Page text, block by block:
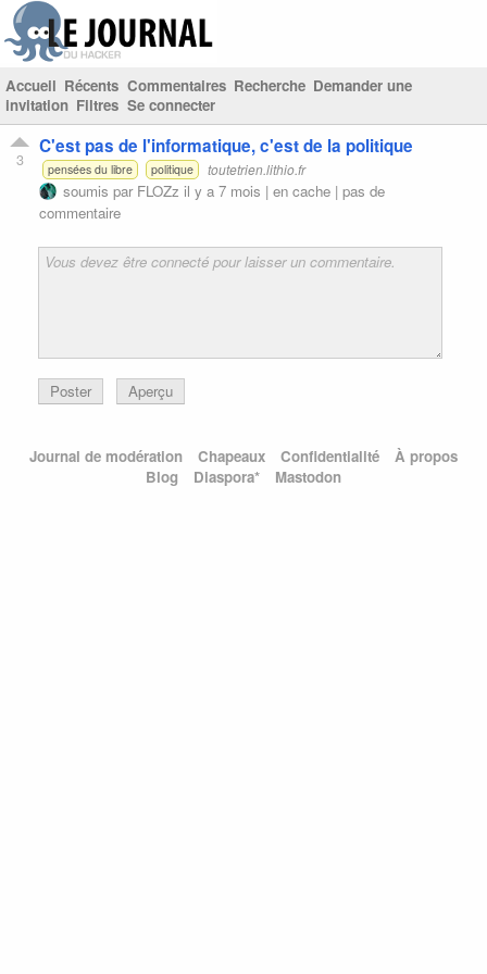
Accueil Récents Commentaires Recherche Demander une
invitation Filtres Se connecter
3
C'est pas de l'informatique, c'est de la politique
pensées du libre politique toutetrien.lithio.fr
soumis par FLOZz il y a 7 mois | en cache | pas de
commentaire
Poster Aperçu
Journal de modération Chapeaux Confidentialité
À propos
Blog
Diaspora* Mastodon